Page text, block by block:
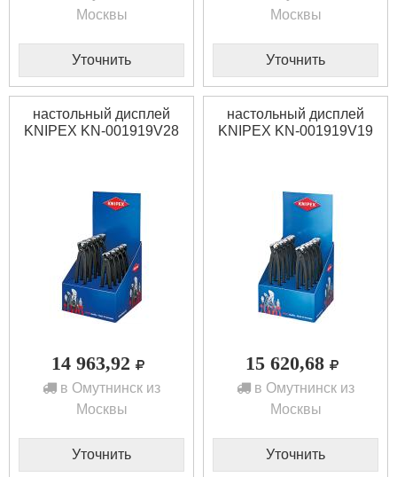
Москвы
Уточнить
Москвы
Уточнить
настольный дисплей
KNIPEX KN-001919V28
14 963,92
в Омутнинск из
Москвы
Уточнить
настольный дисплей
KNIPEX KN-001919V19
15 620,68
в Омутнинск из
Москвы
Уточнить